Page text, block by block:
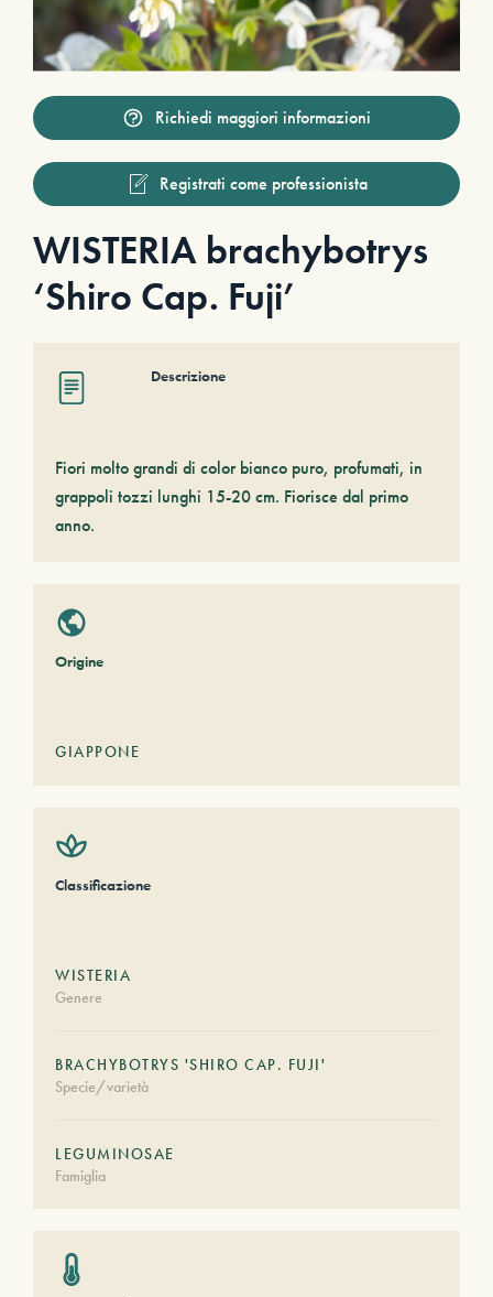
Richiedi maggiori informazioni
Registrati come professionista
WISTERIA brachybotrys
‘Shiro Cap. Fuji’
Descrizione
Fiori molto grandi di color bianco puro, profumati, in
grappoli tozzi lunghi 15-20 cm. Fiorisce dal primo
anno.
Origine
GIAPPONE
Classificazione
WISTERIA
Genere
BRACHYBOTRYS 'SHIRO CAP. FUJI'
Specie/varietà
LEGUMINOSAE
Famiglia